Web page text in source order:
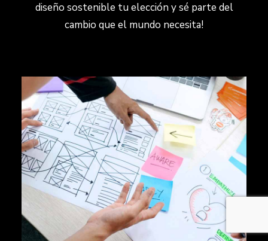
diseño sostenible tu elección y sé parte del
cambio que el mundo necesita!